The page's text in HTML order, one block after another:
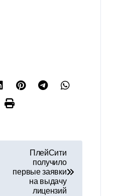
ПлейСити
получило
первые заявки
на выдачу
лицензий